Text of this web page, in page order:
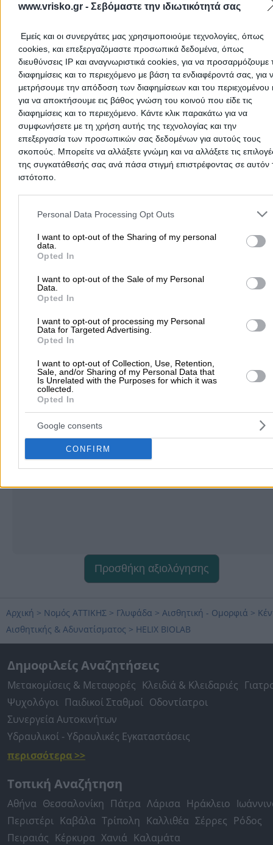
www.vrisko.gr - Σεβόμαστε την ιδιωτικότητά σας
Εμείς και οι συνεργάτες μας χρησιμοποιούμε τεχνολογίες, όπως
cookies, και επεξεργαζόμαστε προσωπικά δεδομένα, όπως
διευθύνσεις IP και αναγνωριστικά cookies, για να προσαρμόζουμε
διαφημίσεις και το περιεχόμενο με βάση τα ενδιαφέροντά σας, για
μετρήσουμε την απόδοση των διαφημίσεων και του περιεχομένου
για να αποκτήσουμε εις βάθος γνώση του κοινού που είδε τις
διαφημίσεις και το περιεχόμενο. Κάντε κλικ παρακάτω για να
συμφωνήσετε με τη χρήση αυτής της τεχνολογίας και την
επεξεργασία των προσωπικών σας δεδομένων για αυτούς τους
σκοπούς. Μπορείτε να αλλάξετε γνώμη και να αλλάξετε τις
της συγκατάθεσής σας ανά πάσα στιγμή επιστρέφοντας σε αυτόν
ιστότοπο.
Please note that this website/app uses one or more Google
and may gather and store information including but not limited to
to Google and its third-party tags to use your data for below
purposes in below Google consent section.
Personal Data Processing Opt Outs
I want to opt-out of the Sharing of my personal
data.
Opted In
I want to opt-out of the Sale of my Personal
Data.
Opted In
I want to opt-out of processing my Personal
Data for Targeted Advertising.
Opted In
I want to opt-out of Collection, Use, Retention,
Sale, and/or Sharing of my Personal Data that
Is Unrelated with the Purposes for which it was
collected.
Opted In
Google consents
CONFIRM
Δευτέρα έως Παρασκευή από 07:00 έως 19:00
Σάββατο από 08:00 έως 13:00
Επιπλέον υπηρεσίες από HELIX BIOLAB
Μικροβιολογικά Εργαστήρια
Γλυφάδα
Διαγνωστικά Κέντρα
Γλυφάδα
Προσθήκη Αξιολόγησης
Δεν υπάρχουν ακόμα αξιολογήσεις
αξιολόγηση. Γίνετε ο πρώτος που θα μοιραστεί την
του και βοηθήστε άλλους χρήστες να κάνουν τη σωστή
επιλογή!
Προσθήκη αξιολόγησης
Αρχική > Νομός ΑΤΤΙΚΗΣ > Γλυφάδα > Αισθητική - Ομορφιά >
Αισθητικής & Αδυνατίσματος > HELIX BIOLAB
Δημοφιλείς Αναζητήσεις
Μετακομίσεις & Μεταφορές Κλειδιά & Κλειδαριές
Ψυχολόγοι Παιδικοί Σταθμοί Οδοντίατροι
Συνεργεία Αυτοκινήτων
Υδραυλικοί - Υδραυλικές Εγκαταστάσεις
περισσότερα >>
Τοπική Αναζήτηση
Αθήνα Θεσσαλονίκη Πάτρα Λάρισα Ηράκλειο
Περιστέρι Καβάλα Τρίπολη Καλλιθέα Σέρρες Ρόδος
Πειραιάς Κέρκυρα Χανιά Καλαμάτα